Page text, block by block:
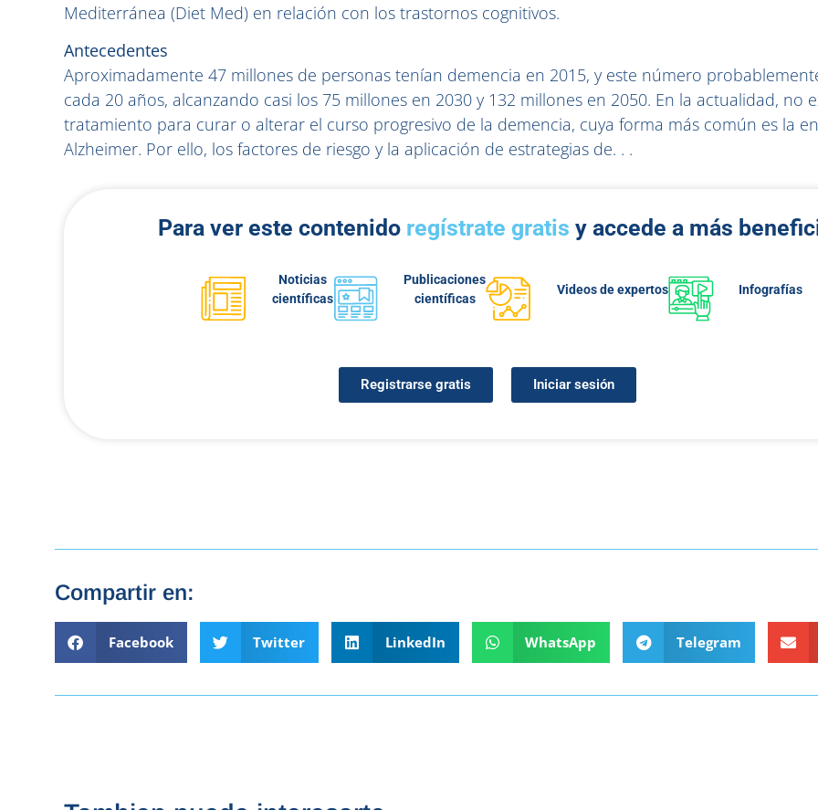
Mediterránea (Diet Med) en relación con los trastornos cognitivos.
Antecedentes
Aproximadamente 47 millones de personas tenían demencia en 2015, y este número
cada 20 años, alcanzando casi los 75 millones en 2030 y 132 millones en 2050. En la actualidad, no
tratamiento para curar o alterar el curso progresivo de la demencia, cuya forma más común es la
Alzheimer. Por ello, los factores de riesgo y la aplicación de estrategias de. . .
Para ver este contenido regístrate gratis y accede a más
Noticias
científicas
Publicaciones
científicas
Videos de expertos Infografías
Registrarse gratis Iniciar sesión
Compartir en:
Facebook Twitter LinkedIn WhatsApp Telegram